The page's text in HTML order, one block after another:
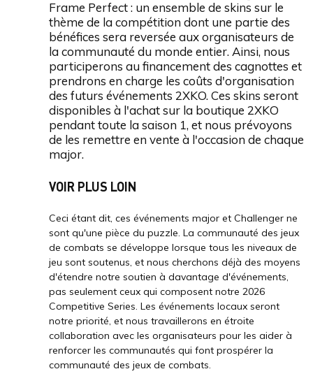
Frame Perfect : un ensemble de skins sur le
thème de la compétition dont une partie des
bénéfices sera reversée aux organisateurs de
la communauté du monde entier. Ainsi, nous
participerons au financement des cagnottes et
prendrons en charge les coûts d'organisation
des futurs événements 2XKO. Ces skins seront
disponibles à l'achat sur la boutique 2XKO
pendant toute la saison 1, et nous prévoyons
de les remettre en vente à l'occasion de chaque
major.
VOIR PLUS LOIN
Ceci étant dit, ces événements major et Challenger ne
sont qu'une pièce du puzzle. La communauté des jeux
de combats se développe lorsque tous les niveaux de
jeu sont soutenus, et nous cherchons déjà des moyens
d'étendre notre soutien à davantage d'événements,
pas seulement ceux qui composent notre 2026
Competitive Series. Les événements locaux seront
notre priorité, et nous travaillerons en étroite
collaboration avec les organisateurs pour les aider à
renforcer les communautés qui font prospérer la
communauté des jeux de combats.